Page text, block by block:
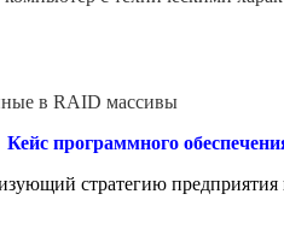
в RAID массивы
Кейс программного
стратегию